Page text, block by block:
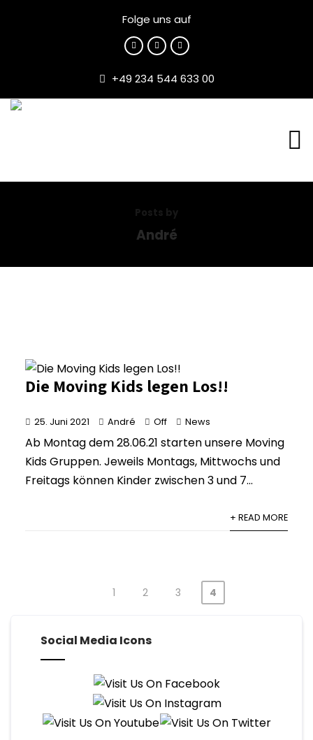
Folge uns auf
+49 234 544 633 00
Posts by
André
Die Moving Kids legen Los!!
25. Juni 2021 André Off News
Ab Montag dem 28.06.21 starten unsere Moving
Kids Gruppen. Jeweils Montags, Mittwochs und
Freitags können Kinder zwischen 3 und 7...
+ READ MORE
Beiträge
1 2 3 4
Social Media Icons